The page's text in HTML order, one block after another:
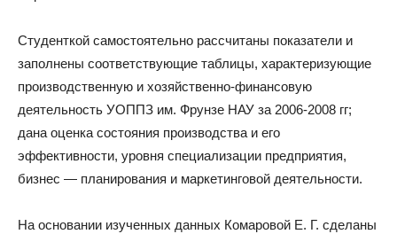
Студенткой самостоятельно рассчитаны показатели и
заполнены соответствующие таблицы, характеризующие
производственную и хозяйственно-финансовую
деятельность УОППЗ им. Фрунзе НАУ за 2006-2008 гг;
дана оценка состояния производства и его
эффективности, уровня специализации предприятия,
бизнес — планирования и маркетинговой деятельности.
На основании изученных данных Комаровой Е. Г. сделаны